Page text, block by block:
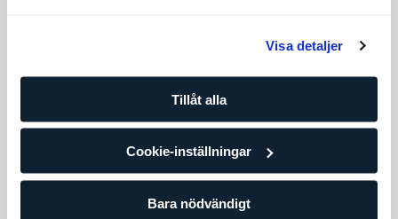
Visa detaljer
Tillåt alla
Cookie-inställningar
Bara nödvändigt
Tillgängliga tider
Onsdag
07:00 - 19:00